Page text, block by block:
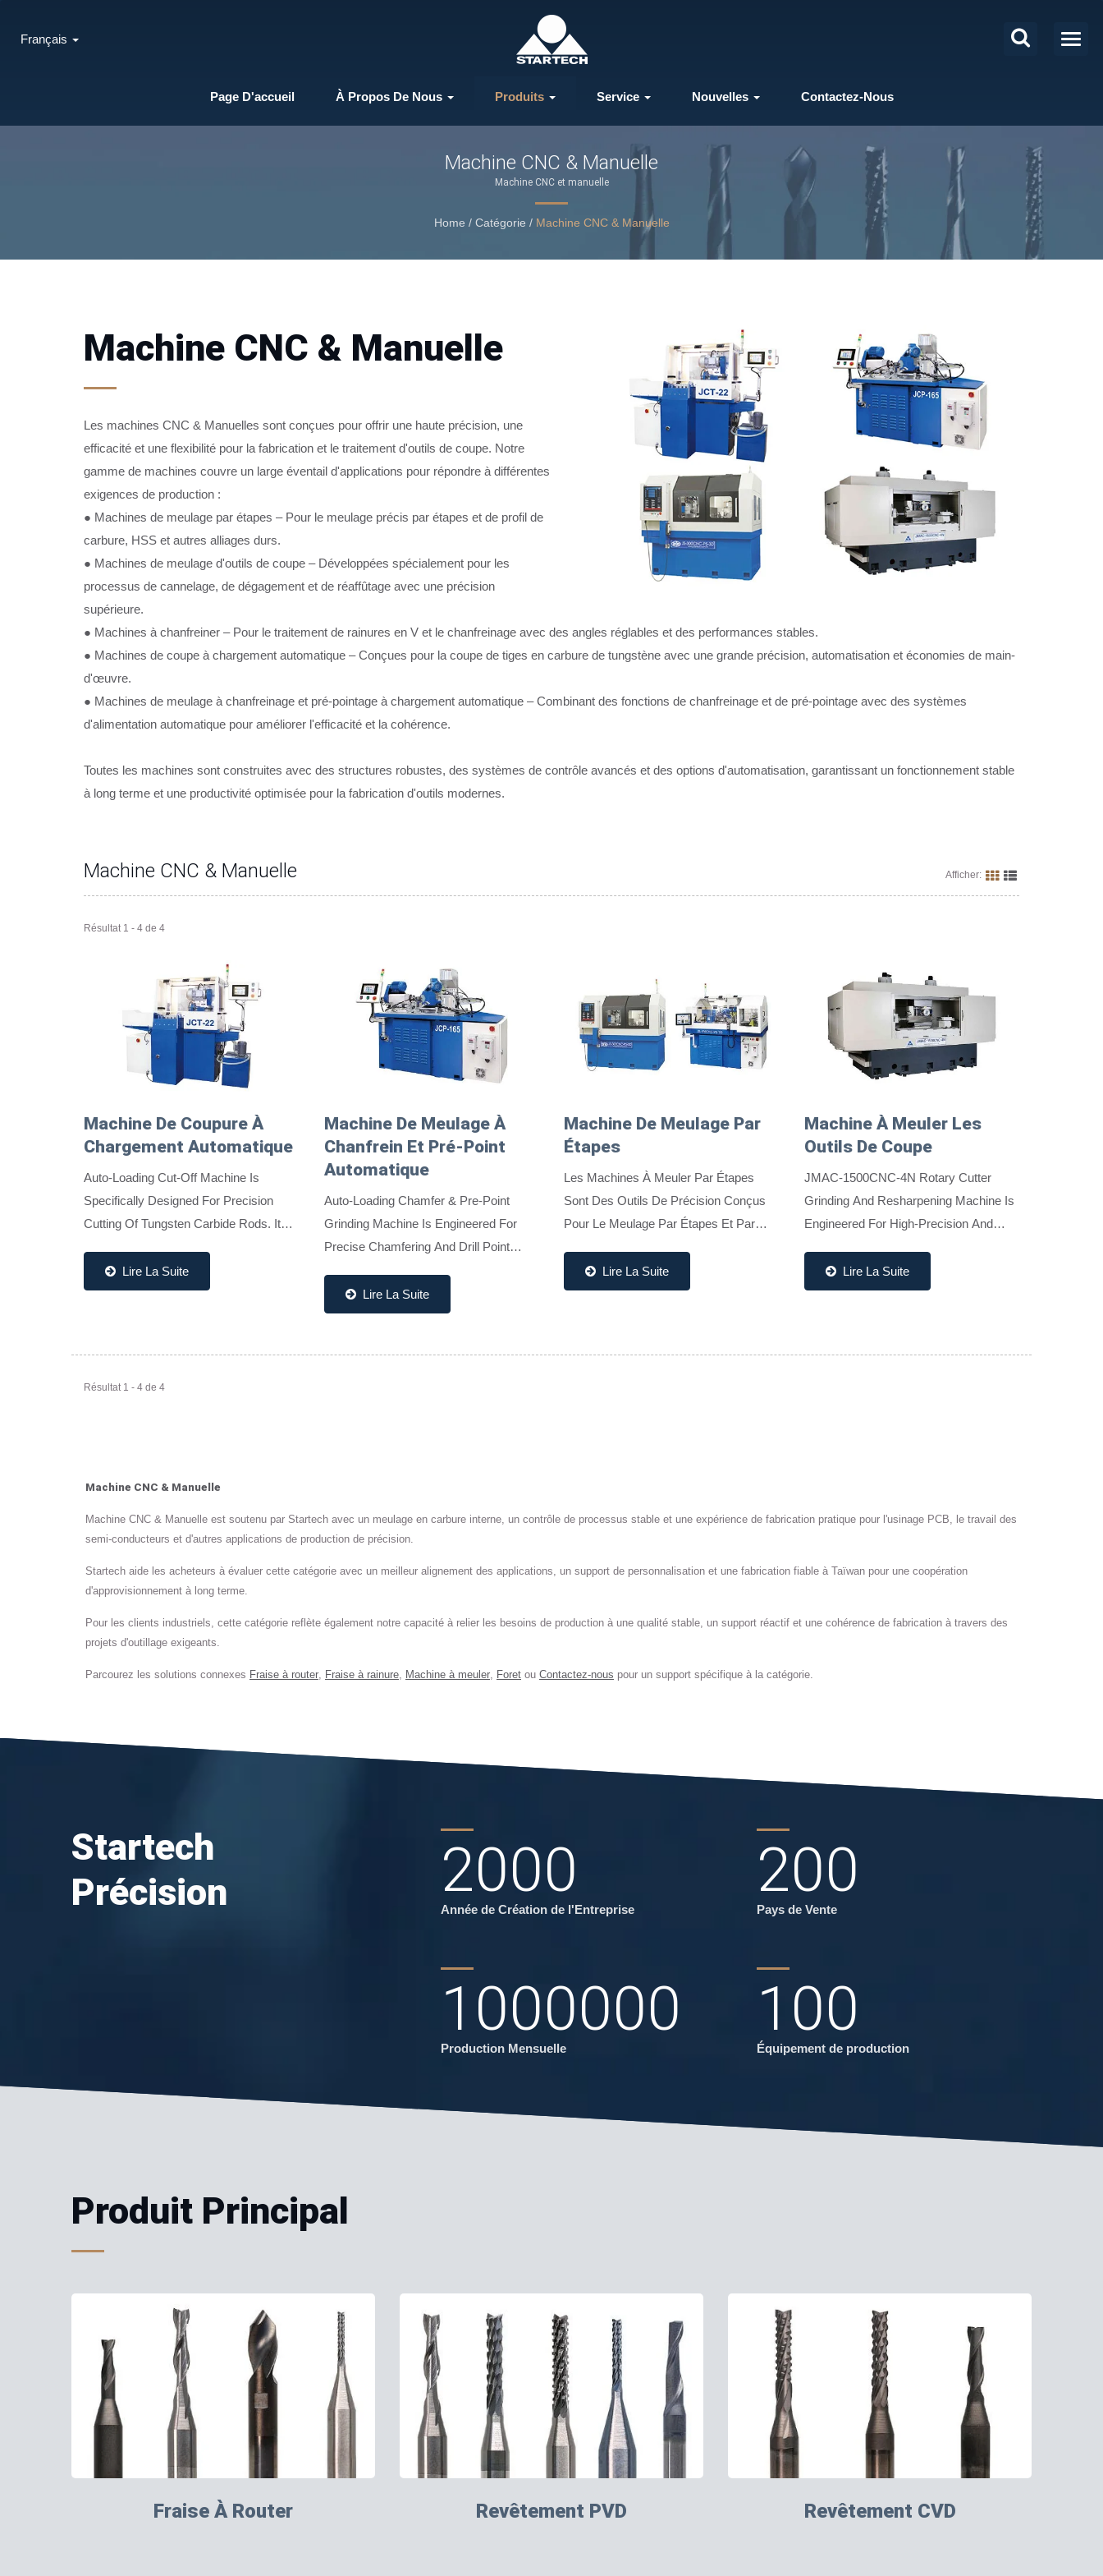
Page D'accueil À Propos De Nous Produits Service Nouvelles Contactez-Nous
Français
Machine CNC & Manuelle
Machine CNC et manuelle
Home / Catégorie / Machine CNC & Manuelle
Machine CNC & Manuelle
Les machines CNC & Manuelles sont conçues pour offrir une haute précision, une
efficacité et une flexibilité pour la fabrication et le traitement d'outils de coupe. Notre
gamme de machines couvre un large éventail d'applications pour répondre à différentes
exigences de production :
● Machines de meulage par étapes – Pour le meulage précis par étapes et de profil de
carbure, HSS et autres alliages durs.
● Machines de meulage d'outils de coupe – Développées spécialement pour les
processus de cannelage, de dégagement et de réaffûtage avec une précision
supérieure.
● Machines à chanfreiner – Pour le traitement de rainures en V et le chanfreinage avec des angles réglables et des performances stables.
● Machines de coupe à chargement automatique – Conçues pour la coupe de tiges en carbure de tungstène avec une grande précision, automatisation et économies de main-
d'œuvre.
● Machines de meulage à chanfreinage et pré-pointage à chargement automatique – Combinant des fonctions de chanfreinage et de pré-pointage avec des systèmes
d'alimentation automatique pour améliorer l'efficacité et la cohérence.
Toutes les machines sont construites avec des structures robustes, des systèmes de contrôle avancés et des options d'automatisation, garantissant un fonctionnement stable
à long terme et une productivité optimisée pour la fabrication d'outils modernes.
Machine CNC & Manuelle Afficher:
Résultat 1 - 4 de 4
Machine De Coupure À
Chargement Automatique
Auto-Loading Cut-Off Machine Is
Specifically Designed For Precision
Cutting Of Tungsten Carbide Rods. It
340 Mm And Cutting Lengths Between
8 Mm And 330 Mm, With Length...
Lire La Suite
Machine De Meulage À
Chanfrein Et Pré-Point
Automatique
Auto-Loading Chamfer & Pre-Point
Grinding Machine Is Engineered For
Precise Chamfering And Drill Point
Automation With Stable Performance. It
Features A Push Rod, Material...
Lire La Suite
Machine De Meulage Par
Étapes
Les Machines À Meuler Par Étapes
Sont Des Outils De Précision Conçus
Pour Le Meulage Par Étapes Et Par
Le Carbure, L'acier Rapide (HSS) Et
D'autres Alliages Durs....
Lire La Suite
Machine À Meuler Les
Outils De Coupe
JMAC-1500CNC-4N Rotary Cutter
Grinding And Resharpening Machine Is
Engineered For High-Precision And
A Powerful 2kW Servo Motor-Driven
Workhead, Integrated On-Line...
Lire La Suite
Résultat 1 - 4 de 4
Machine CNC & Manuelle
Machine CNC & Manuelle est soutenu par Startech avec un meulage en carbure interne, un contrôle de processus stable et une expérience de fabrication pratique pour l'usinage PCB, le travail des
semi-conducteurs et d'autres applications de production de précision.
Startech aide les acheteurs à évaluer cette catégorie avec un meilleur alignement des applications, un support de personnalisation et une fabrication fiable à Taïwan pour une coopération
d'approvisionnement à long terme.
Pour les clients industriels, cette catégorie reflète également notre capacité à relier les besoins de production à une qualité stable, un support réactif et une cohérence de fabrication à travers des
projets d'outillage exigeants.
Parcourez les solutions connexes Fraise à router Fraise à rainure Machine à meuler Foret ou Contactez-nous pour un support spécifique à la catégorie.
Startech
Précision
2000
Année de Création de l'Entreprise
200
Pays de Vente
1000000
Production Mensuelle
100
Équipement de production
Produit Principal
Fraise À Router Revêtement PVD Revêtement CVD